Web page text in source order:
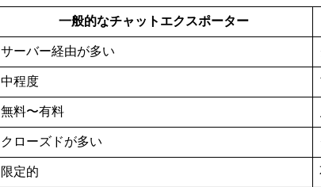
一般的なチャットエクスポーター
サーバー経由が多い
中程度
無料〜有料
クローズドが多い
限定的